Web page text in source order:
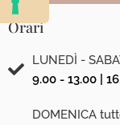
Orari
LUNEDÌ -
9.00 - 13.00 |
DOMENICA